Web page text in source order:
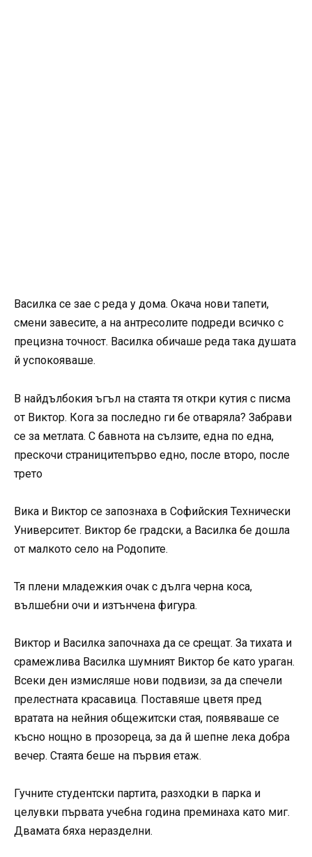
Василка се зае с реда у дома. Окача нови тапети,
смени завесите, а на антресолите подреди всичко с
прецизна точност. Василка обичаше реда така душата
й успокояваше.
В найдълбокия ъгъл на стаята тя откри кутия с писма
от Виктор. Кога за последно ги бе отваряла? Забрави
се за метлата. С бавнота на сълзите, една по една,
прескочи страницитепърво едно, после второ, после
трето
Вика и Виктор се запознаха в Софийския Технически
Университет. Виктор бе градски, а Василка бе дошла
от малкото село на Родопите.
Тя плени младежкия очак с дълга черна коса,
вълшебни очи и изтънчена фигура.
Виктор и Василка започнаха да се срещат. За тихата и
срамежлива Василка шумният Виктор бе като ураган.
Всеки ден измисляше нови подвизи, за да спечели
прелестната красавица. Поставяше цветя пред
вратата на нейния общежитски стая, появяваше се
късно нощно в прозореца, за да й шепне лека добра
вечер. Стаята беше на първия етаж.
Гучните студентски партита, разходки в парка и
целувки първата учебна година преминаха като миг.
Двамата бяха неразделни.